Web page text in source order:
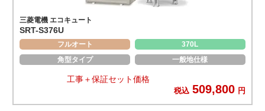
三菱電機 エコキュート
SRT-S376U
フルオート
370L
角型タイプ
一般地仕様
工事＋保証セット価格
税込 509,800 円